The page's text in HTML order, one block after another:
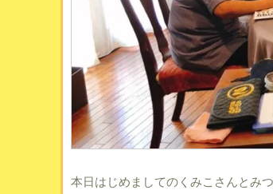
本日はじめましてのくみこさんとみ